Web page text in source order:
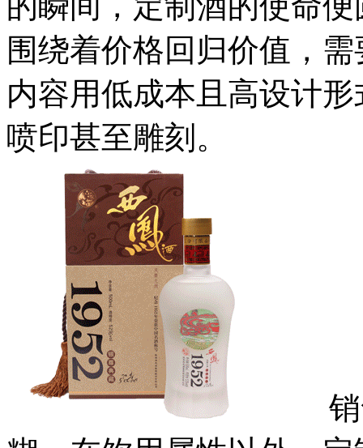
围绕着价格回归价值，
内容用低成本且高设计
喷印甚至雕刻。
销售